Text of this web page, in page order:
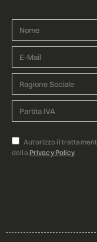
Autorizzo il
della Privacy Policy